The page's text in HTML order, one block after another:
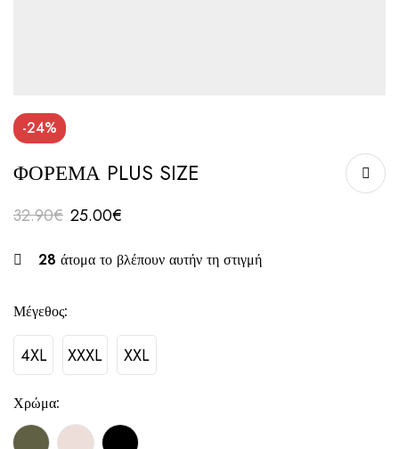
-24%
ΦΟΡΕΜΑ PLUS SIZE
32.90€ 25.00€
28 άτομα το βλέπουν αυτήν τη στιγμή
Μέγεθος:
4XL XXXL XXL
Χρώμα: